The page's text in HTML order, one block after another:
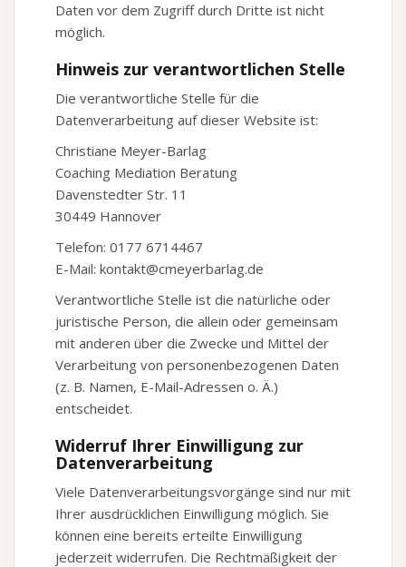
Daten vor dem Zugriff durch Dritte ist nicht
möglich.
Hinweis zur verantwortlichen Stelle
Die verantwortliche Stelle für die
Datenverarbeitung auf dieser Website ist:
Christiane Meyer-Barlag
Coaching Mediation Beratung
Davenstedter Str. 11
30449 Hannover
Telefon: 0177 6714467
E-Mail: kontakt@cmeyerbarlag.de
Verantwortliche Stelle ist die natürliche oder
juristische Person, die allein oder gemeinsam
mit anderen über die Zwecke und Mittel der
Verarbeitung von personenbezogenen Daten
(z. B. Namen, E-Mail-Adressen o. Ä.)
entscheidet.
Widerruf Ihrer Einwilligung zur
Datenverarbeitung
Viele Datenverarbeitungsvorgänge sind nur mit
Ihrer ausdrücklichen Einwilligung möglich. Sie
können eine bereits erteilte Einwilligung
jederzeit widerrufen. Die Rechtmäßigkeit der